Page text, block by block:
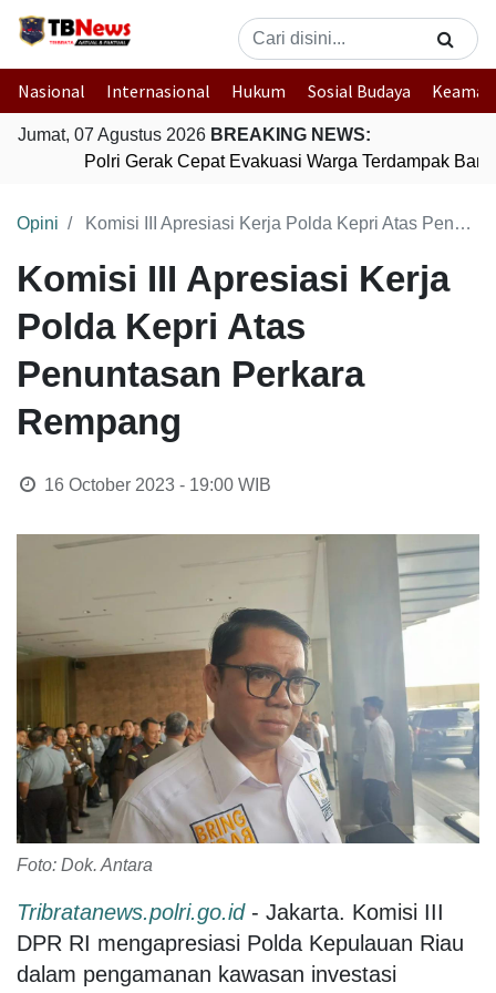
Nasional Internasional Hukum Sosial Budaya
Jumat, 07 Agustus 2026 BREAKING NEWS:
Polri Gerak Cepat Evakuasi Warga Terdampak
Opini Komisi III Apresiasi Kerja Polda Kepri Atas Penuntasan Perkara Rempang
Komisi III Apresiasi Kerja
Polda Kepri Atas
Penuntasan Perkara
Rempang
16 October 2023 - 19:00WIB
Foto: Dok. Antara
Tribratanews.polri.go.id- Jakarta. Komisi III
DPR RI mengapresiasi Polda Kepulauan Riau
dalam pengamanan kawasan investasi